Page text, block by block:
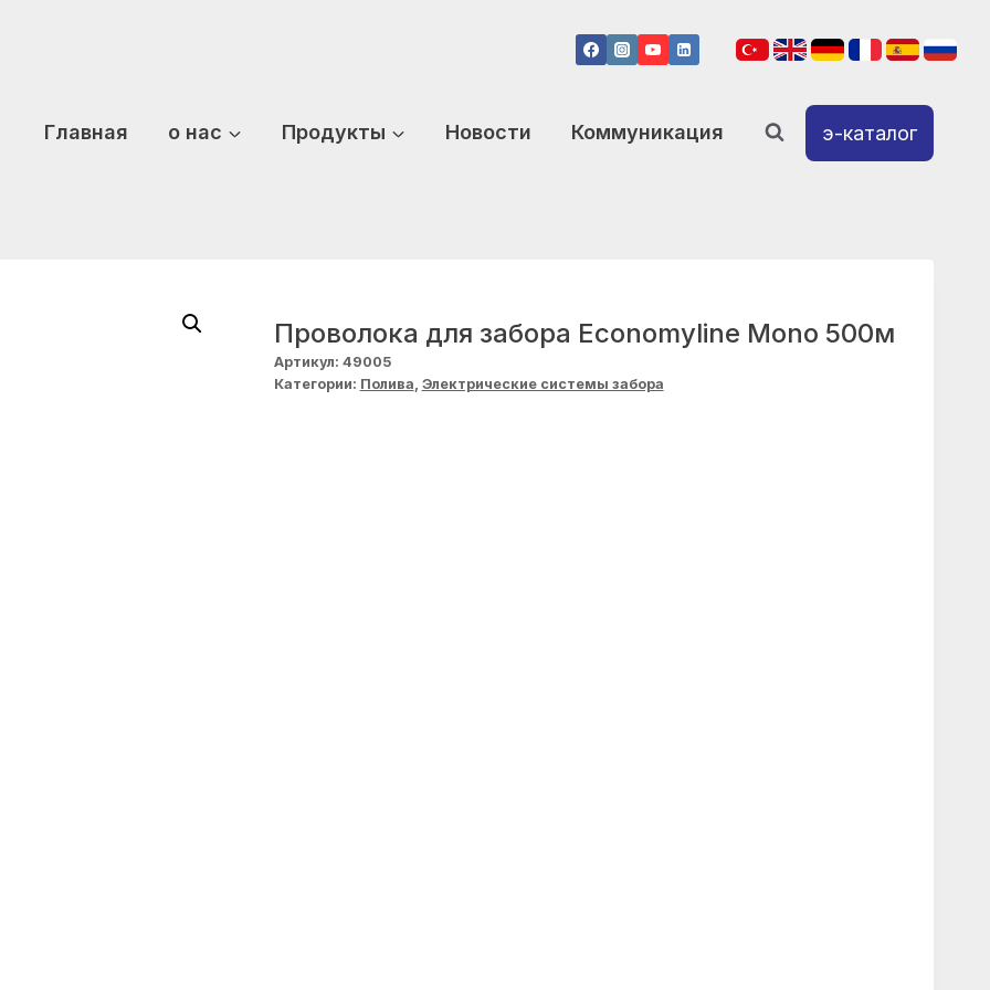
Главная о нас Продукты Новости Коммуникация э-каталог
Проволока для забора Economyline Mono 500м
Артикул: 49005
Категории: Полива, Электрические системы забора